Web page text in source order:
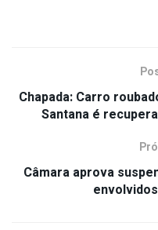
Chapada: Carro
Santana é
Câmara aprova